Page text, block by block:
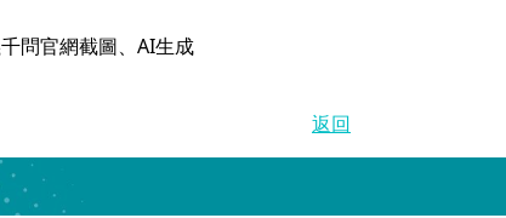
問官網截圖、AI生成
返回